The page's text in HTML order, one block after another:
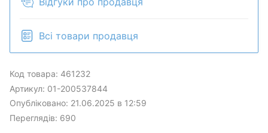
Всі товари продавця
Код товара: 461232
Артикул: 01-200537844
Опубліковано: 21.06.2025 в 12:59
Переглядів: 690